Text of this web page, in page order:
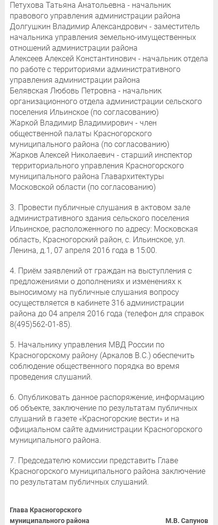
Петухова Татьяна Анатольевна - начальник
правового управления администрации района
Долгушкин Владимир Александрович - заместитель
начальника управления земельно-имущественных
отношений администрации района
Алексеев Алексей Константинович - начальник отдела
по работе с территориями административного
управления администрации района
Белявская Любовь Петровна - начальник
организационного отдела администрации сельского
поселения Ильинское (по согласованию)
Жаркой Владимир Владимирович - член
общественной палаты Красногорского
муниципального района (по согласованию)
Жарков Алексей Николаевич - старший инспектор
территориального управления Красногорского
муниципального района Главархитектуры
Московской области (по согласованию)
3. Провести публичные слушания в актовом зале
административного здания сельского поселения
Ильинское, расположенного по адресу: Московская
область, Красногорский район, с. Ильинское, ул.
Ленина, д.1, 07 апреля 2016 года в 15:00.
4. Приём заявлений от граждан на выступления с
предложениями о дополнениях и изменениях к
выносимому на публичные слушания вопросу
осуществляется в кабинете 316 администрации
района до 04 апреля 2016 года (телефон для справок
8(495)562-01-85).
5. Начальнику управления МВД России по
Красногорскому району (Аркалов В.С.) обеспечить
соблюдение общественного порядка во время
проведения слушаний.
6. Опубликовать данное распоряжение, информацию
об объекте, заключение по результатам публичных
слушаний в газете «Красногорские вести» и на
официальном сайте администрации Красногорского
муниципального района.
7. Председателю комиссии представить Главе
Красногорского муниципального района заключение
по результатам публичных слушаний.
Глава Красногорского
муниципального района
М.В. Сапунов